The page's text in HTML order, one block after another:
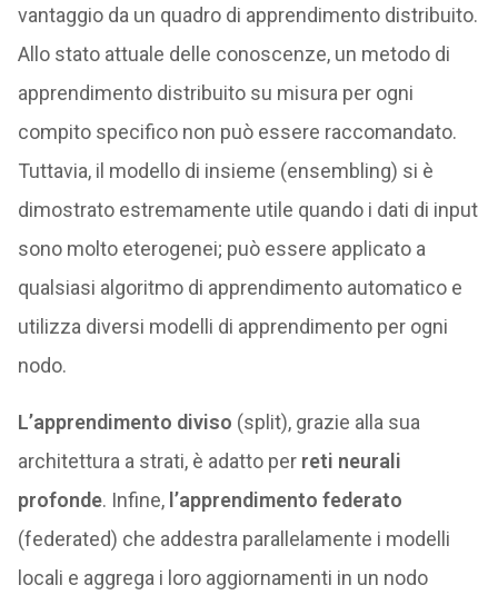
vantaggio da un quadro di apprendimento distribuito.
Allo stato attuale delle conoscenze, un metodo di
apprendimento distribuito su misura per ogni
compito specifico non può essere raccomandato.
Tuttavia, il modello di insieme (ensembling) si è
dimostrato estremamente utile quando i dati di input
sono molto eterogenei; può essere applicato a
qualsiasi algoritmo di apprendimento automatico e
utilizza diversi modelli di apprendimento per ogni
nodo.
L’apprendimento diviso (split), grazie alla sua
architettura a strati, è adatto per reti neurali
profonde. Infine, l’apprendimento federato
(federated) che addestra parallelamente i modelli
locali e aggrega i loro aggiornamenti in un nodo